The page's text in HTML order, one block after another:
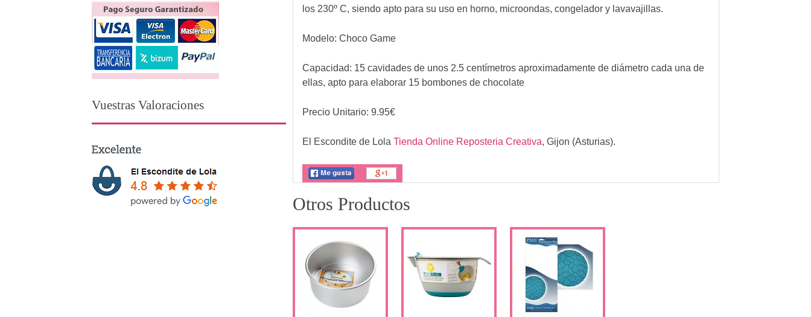
los 230º C, siendo apto para su uso en horno, microondas, congelador y lavavajillas.
Modelo: Choco Game
Capacidad: 15 cavidades de unos 2.5 centímetros aproximadamente de diámetro cada una de
ellas, apto para elaborar 15 bombones de chocolate
Precio Unitario: 9.95€
El Escondite de Lola Tienda Online Reposteria Creativa, Gijon (Asturias).
Otros Productos
Vuestras Valoraciones